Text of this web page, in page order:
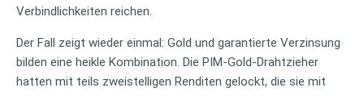
Verbindlichkeiten reichen.
Der Fall zeigt wieder einmal: Gold und garantierte Verzinsung
bilden eine heikle Kombination. Die PIM-Gold-Drahtzieher
hatten mit teils zweistelligen Renditen gelockt, die sie mit